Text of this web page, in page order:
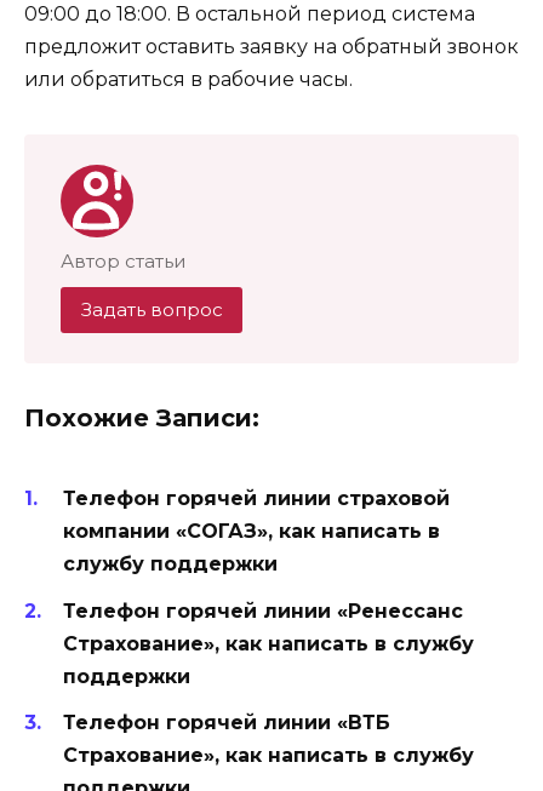
09:00 до 18:00. В остальной период система
предложит оставить заявку на обратный звонок
или обратиться в рабочие часы.
Автор статьи
Задать вопрос
Похожие Записи:
Телефон горячей линии страховой
компании «СОГАЗ», как написать в
службу поддержки
Телефон горячей линии «Ренессанс
Страхование», как написать в службу
поддержки
Телефон горячей линии «ВТБ
Страхование», как написать в службу